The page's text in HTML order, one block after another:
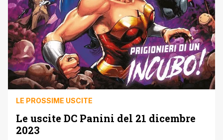
LE PROSSIME USCITE
Le uscite DC Panini del 21 dicembre
2023